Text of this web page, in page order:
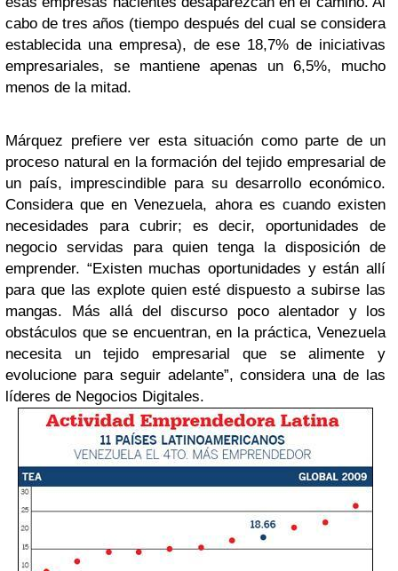
cabo de tres años (tiempo después del cual se considera
establecida una empresa), de ese 18,7% de iniciativas
empresariales, se mantiene apenas un 6,5%, mucho
menos de la mitad.
Márquez prefiere ver esta situación como parte de un
proceso natural en la formación del tejido empresarial de
un país, imprescindible para su desarrollo económico.
Considera que en Venezuela, ahora es cuando existen
necesidades para cubrir; es decir, oportunidades de
negocio servidas para quien tenga la disposición de
emprender. “Existen muchas oportunidades y están allí
para que las explote quien esté dispuesto a subirse las
mangas. Más allá del discurso poco alentador y los
obstáculos que se encuentran, en la práctica, Venezuela
necesita un tejido empresarial que se alimente y
evolucione para seguir adelante”, considera una de las
líderes de Negocios Digitales.